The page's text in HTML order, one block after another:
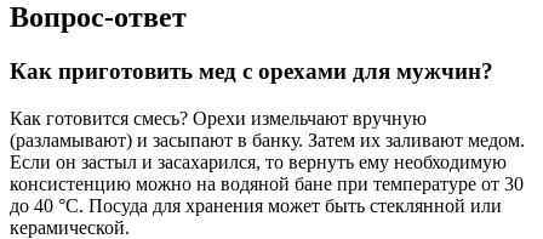
Вопрос-ответ
Как приготовить мед с орехами для мужчин?
Как готовится смесь? Орехи измельчают вручную
(разламывают) и засыпают в банку. Затем их заливают медом.
Если он застыл и засахарился, то вернуть ему необходимую
консистенцию можно на водяной бане при температуре от 30
до 40 °C. Посуда для хранения может быть стеклянной или
керамической.